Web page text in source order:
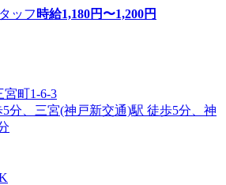
ッフ 時給1,180円〜1,200円
町1-6-3
分、三宮(神戸新交通)駅 徒歩5分、神